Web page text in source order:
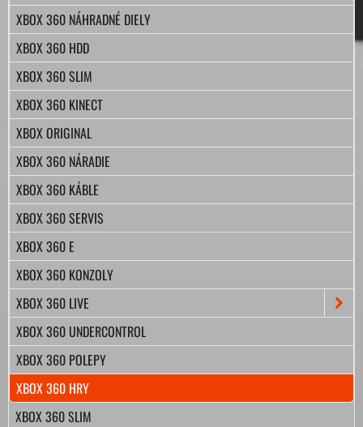
XBOX 360 NÁHRADNÉ DIELY
XBOX 360 HDD
XBOX 360 SLIM
XBOX 360 KINECT
XBOX ORIGINAL
XBOX 360 NÁRADIE
XBOX 360 KÁBLE
XBOX 360 SERVIS
XBOX 360 E
XBOX 360 KONZOLY
XBOX 360 LIVE
XBOX 360 UNDERCONTROL
XBOX 360 POLEPY
XBOX 360 HRY
XBOX 360 SLIM